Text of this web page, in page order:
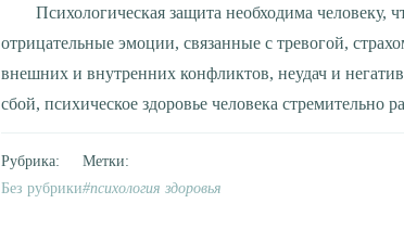
Психологическая защита необходима человеку, чтобы уберечь себя от психотравм, минимизировать
отрицательные эмоции, связанные с тревогой,
внешних и внутренних конфликтов, неудач и
сбой, психическое здоровье человека стремительно
Без рубрики психология здоровья